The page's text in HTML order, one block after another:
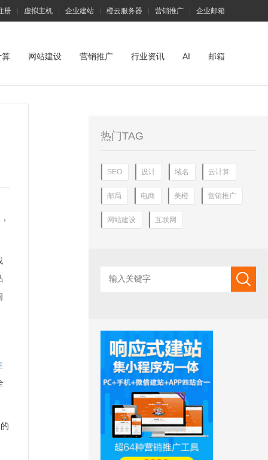
册 | 虚拟主机 | 企业建站 | 橙云服务器 | 营销推广 | 企业邮箱
算 网站建设 营销推广 行业资讯 AI 邮箱
热门TAG
SEO 设计 域名 云计算
邮局 电商 美橙 营销推广
网站建设 互联网